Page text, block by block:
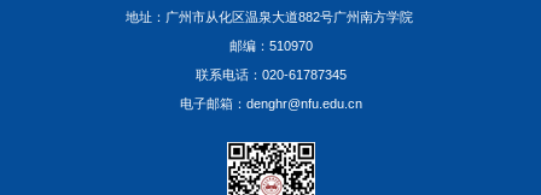
地址：广州市从化区温泉大道882号广州南方学院
邮编：510970
联系电话：020-61787345
电子邮箱：denghr@nfu.edu.cn